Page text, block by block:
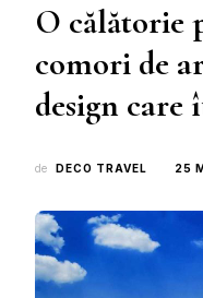
O călătorie
comori de
design
de DECO TRAVEL 25